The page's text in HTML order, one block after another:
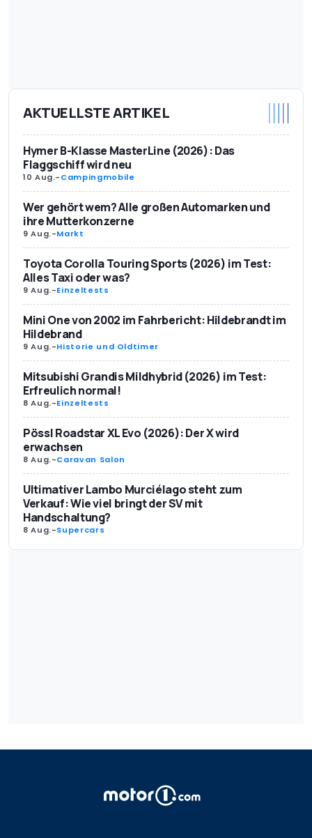
AKTUELLSTE ARTIKEL
Hymer B-Klasse MasterLine (2026): Das
Flaggschiff wird neu
10 Aug.-Campingmobile
Wer gehört wem? Alle großen Automarken und
ihre Mutterkonzerne
9 Aug.-Markt
Toyota Corolla Touring Sports (2026) im Test:
Alles Taxi oder was?
9 Aug.-Einzeltests
Mini One von 2002 im Fahrbericht: Hildebrandt im
Hildebrand
9 Aug.-Historie und Oldtimer
Mitsubishi Grandis Mildhybrid (2026) im Test:
Erfreulich normal!
8 Aug.-Einzeltests
Pössl Roadstar XL Evo (2026): Der X wird
erwachsen
8 Aug.-Caravan Salon
Ultimativer Lambo Murciélago steht zum
Verkauf: Wie viel bringt der SV mit
Handschaltung?
8 Aug.-Supercars